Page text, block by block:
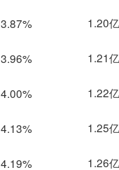
3.87% 1.20亿
3.96% 1.21亿
4.00% 1.22亿
4.13% 1.25亿
4.19% 1.26亿